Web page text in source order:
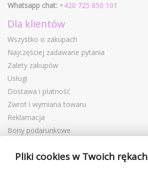
Whatsapp chat: +420 725 850 101
Dla klientów
Wszystko o zakupach
Najczęściej zadawane pytania
Zalety zakupów
Usługi
Dostawa i płatność
Zwrot i wymiana towaru
Reklamacja
Bony podarunkowe
Blog
Pliki cookies w Twoich rękach